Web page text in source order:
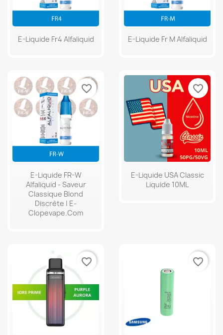
E-Liquide Fr4 Alfaliquid E-Liquide Fr M Alfaliquid
E-Liquide FR-W
Alfaliquid - Saveur
Classique Blond
Discrète | E-
Clopevape.com
favorite_border
E-Liquide USA Classic
Liquide 10ML
favorite_border
favorite_border favorite_border